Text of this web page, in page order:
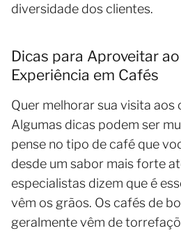
diversidade dos clientes.
Dicas para Aproveitar
Experiência em Cafés
Quer melhorar sua visita aos
Algumas dicas podem ser
pense no tipo de café que
desde um sabor mais forte
especialistas dizem que é
vêm os grãos. Os cafés de
geralmente vêm de